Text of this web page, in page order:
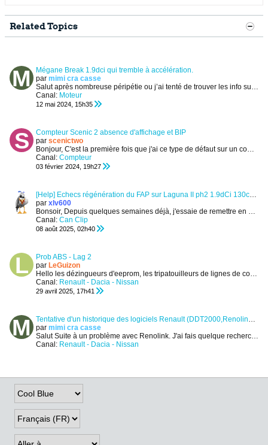
Related Topics
Mégane Break 1.9dci qui tremble à accélération.
par mimi cra casse
Salut après nombreuse péripétie ou j’ai tenté de trouver les info sur différent forum, je fini par mettre un post parce que la je suis complètement...
Canal: Moteur
12 mai 2024, 15h35
Compteur Scenic 2 absence d'affichage et BIP
par scenictwo
Bonjour, C'est la première fois que j'ai ce type de défaut sur un compteur Scenic2 de 2003
Canal: Compteur
03 février 2024, 19h27
[Help] Echecs régénération du FAP sur Laguna II ph2 1.9dCi 130cv de 2007
par xlv600
Bonsoir, Depuis quelques semaines déjà, j'essaie de remettre en service cette Laguna de type BG1V Privilège qui n'a que 180 000km. Elle n'avait...
Canal: Can Clip
08 août 2025, 02h40
Prob ABS - Lag 2
par LeGuizon
Hello les dézingueurs d'eeprom, les tripatouilleurs de lignes de commande, les hurluberlus de l’hexadécimal !
Canal: Renault - Dacia - Nissan
29 avril 2025, 17h41
Tentative d'un historique des logiciels Renault (DDT2000,Renolink,DDT4ALL,ect)
par mimi cra casse
SalutSuite à un problème avec Renolink. J'ai fais quelque recherche sur les Diag pour Renault. Je me suis dit que j’allais faire un pti récap...
Canal: Renault - Dacia - Nissan